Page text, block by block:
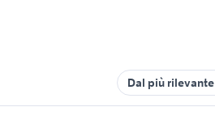
Dal più rilevante